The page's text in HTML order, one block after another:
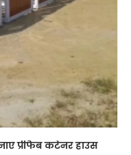
प्रीफैब कंटेनर हाउस